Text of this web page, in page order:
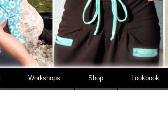
Workshops Shop Lookbook